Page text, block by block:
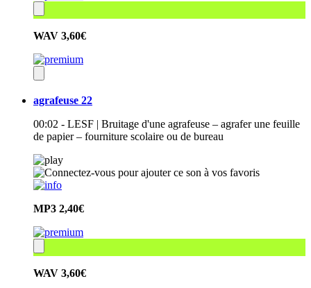
WAV 3,60€
agrafeuse 22
00:02 - LESF | Bruitage d'une agrafeuse – agrafer une feuille
de papier – fourniture scolaire ou de bureau
MP3 2,40€
WAV 3,60€